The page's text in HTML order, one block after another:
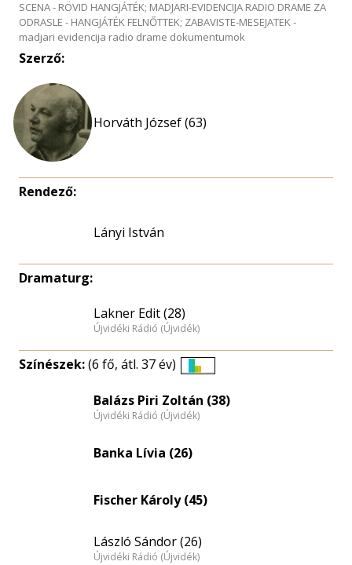
SCENA - RÖVID HANGJÁTÉK; MADJARI-EVIDENCIJA RADIO DRAME ZA
ODRASLE - HANGJÁTÉK FELNŐTTEK; ZABAVISTE-MESEJATEK -
madjari evidencija radio drame dokumentumok
Szerző:
Horváth József (63)
Rendező:
Lányi István
Dramaturg:
Lakner Edit (28)
Újvidéki Rádió (Újvidék)
Színészek:(6 fő, átl. 37 év)
eloszlás
nagyítása
Balázs Piri Zoltán (38)
Újvidéki Rádió (Újvidék)
Banka Lívia (26)
Fischer Károly (45)
László Sándor (26)
Újvidéki Rádió (Újvidék)